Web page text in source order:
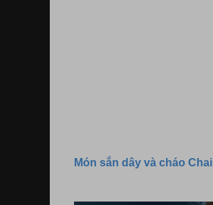
Món sắn dây và cháo Chai